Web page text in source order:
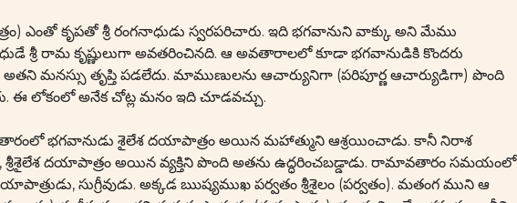
ఎంతో కృపతో శ్రీ రంగనాధుడు స్వరపరిచారు. ఇది భగవానుని వాక్కు అని మేము
శ్రీ రామ కృష్ణులుగా అవతరించినది. ఆ అవతారాలలో కూడా భగవానుడికి కొందరు
మనస్సు తృప్తి పడలేదు. మాముణులను ఆచార్యునిగా (పరిపూర్ణ ఆచార్యుడిగా) పొంది
ఈ లోకంలో అనేక చోట్ల మనం ఇది చూడవచ్చు.
భగవానుడు శైలేశ దయాపాత్రం అయిన మహాత్ముని ఆశ్రయించాడు. కానీ నిరాశ
శ్రీశైలేశ దయాపాత్రం అయిన వ్యక్తిని పొంది అతను ఉద్ధరించబడ్డాడు. రామావతారం సమయంలో
సుగ్రీవుడు. అక్కడ ఋష్యముఖ పర్వతం శ్రీశైలం (పర్వతం). మతంగ ముని ఆ